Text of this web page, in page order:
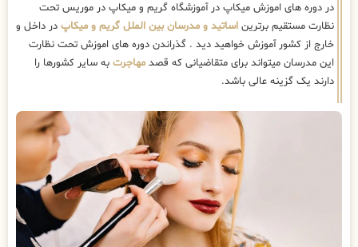
در دوره های اموزش میکاپ در آموزشگاه گریم و میکاپ در موریس تحت
نظارت مستقیم برترین اساتید و مدرسان بین الملل گریم و میکاپ در داخل و
خارج از کشور آموزش خواهید دید . گذراندن دوره های اموزش تحت نظارت
این مدرسان میتواند برای متقاضیانی که قصد مهاجرت به سایر کشورها را
دارند یک گزینه عالی باشد.